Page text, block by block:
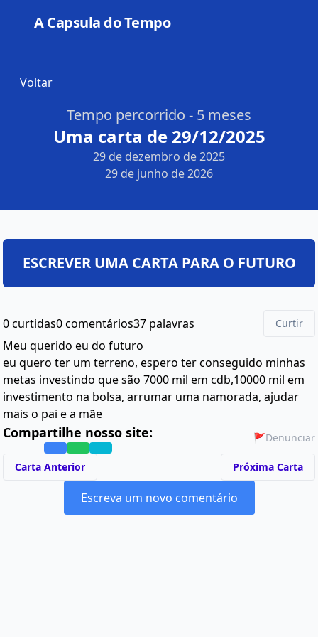
A Capsula do Tempo
Voltar
Tempo percorrido - 5 meses
Uma carta de 29/12/2025
29 de dezembro de 2025
29 de junho de 2026
0 curtidas0 comentários37 palavras Curtir
Meu querido eu do futuro
eu quero ter um terreno, espero ter conseguido minhas
metas investindo que são 7000 mil em cdb,10000 mil em
investimento na bolsa, arrumar uma namorada, ajudar
mais o pai e a mãe
Compartilhe nosso site: 🚩Denunciar
Carta Anterior Próxima Carta
Escreva um novo comentário
ESCREVER UMA CARTA PARA O FUTURO